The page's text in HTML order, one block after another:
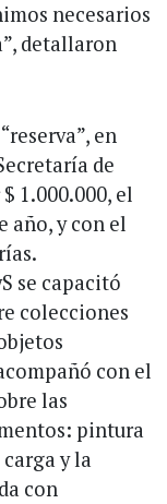
necesarios
detallaron
en
de
1.000.000, el
año, y con el
se capacitó
colecciones
con el
las
pintura
y la
con